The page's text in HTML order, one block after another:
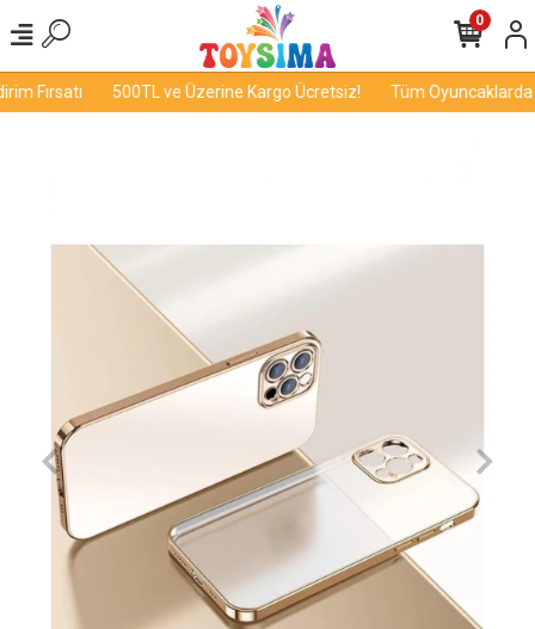
Fırsatı 500TL ve Üzerine Kargo Ücretsiz! Tüm Oyuncaklarda
0